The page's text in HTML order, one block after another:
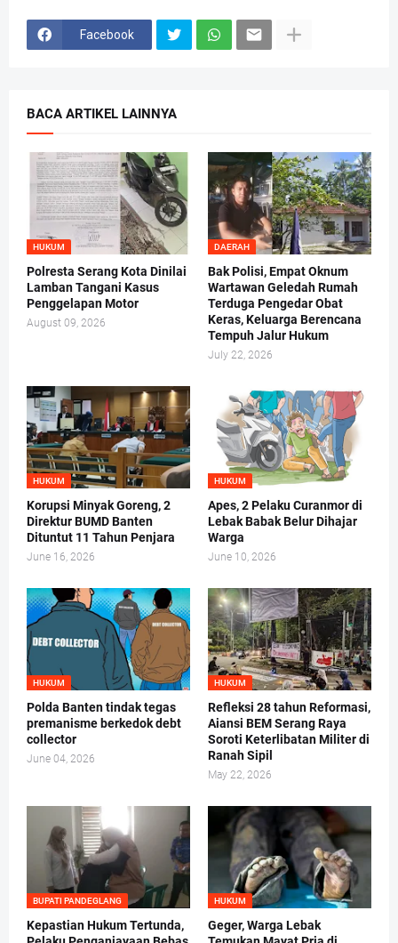
Facebook
BACA ARTIKEL LAINNYA
HUKUM
Polresta Serang Kota Dinilai
Lamban Tangani Kasus
Penggelapan Motor
August 09, 2026
DAERAH
Bak Polisi, Empat Oknum
Wartawan Geledah Rumah
Terduga Pengedar Obat
Keras, Keluarga Berencana
Tempuh Jalur Hukum
July 22, 2026
HUKUM
Korupsi Minyak Goreng, 2
Direktur BUMD Banten
Dituntut 11 Tahun Penjara
June 16, 2026
HUKUM
Apes, 2 Pelaku Curanmor di
Lebak Babak Belur Dihajar
Warga
June 10, 2026
HUKUM
Polda Banten tindak tegas
premanisme berkedok debt
collector
June 04, 2026
HUKUM
Refleksi 28 tahun Reformasi,
Aiansi BEM Serang Raya
Soroti Keterlibatan Militer di
Ranah Sipil
May 22, 2026
BUPATI PANDEGLANG
Kepastian Hukum Tertunda,
HUKUM
Geger, Warga Lebak